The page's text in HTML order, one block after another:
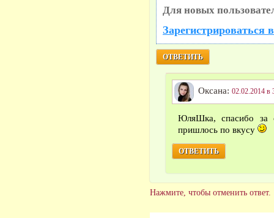
Для новых
Зарегистрироваться
ОТВЕТИТЬ
Оксана: 02.02.2014 в
ЮляШка, спасибо за
пришлось по вкусу
ОТВЕТИТЬ
Нажмите, чтобы отменить ответ.